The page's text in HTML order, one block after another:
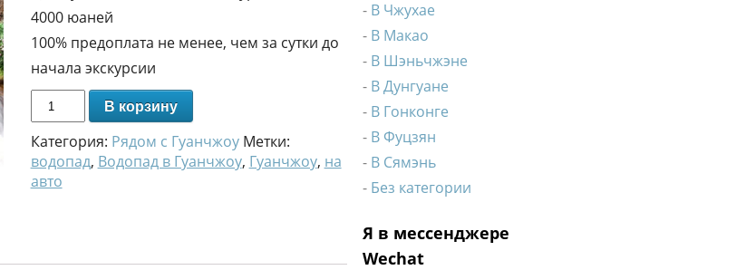
4000 юаней
100% предоплата не менее, чем за сутки до
начала экскурсии
В корзину
Категория: Рядом с Гуанчжоу Метки:
водопад, Водопад в Гуанчжоу, Гуанчжоу, на
авто
В Чжухае
В Макао
В Шэньчжэне
В Дунгуане
В Гонконге
В Фуцзян
В Сямэнь
Без категории
Я в мессенджере
Wechat